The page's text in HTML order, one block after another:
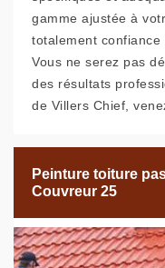
gamme ajustée à
totalement
Vous ne serez pas
des résultats
de Villers Chief,
Peinture toiture
Couvreur 25